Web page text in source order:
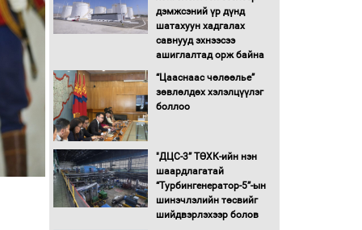
дэмжсэний үр дүнд
шатахуун хадгалах
савнууд эхнээсээ
ашиглалтад орж байна
“Цааснаас чөлөөлье”
зөвлөлдөх хэлэлцүүлэг
боллоо
"ДЦС-3” ТӨХК-ийн нэн
шаардлагатай
“Турбингенератор-5”-ын
шинэчлэлийн төсвийг
шийдвэрлэхээр болов